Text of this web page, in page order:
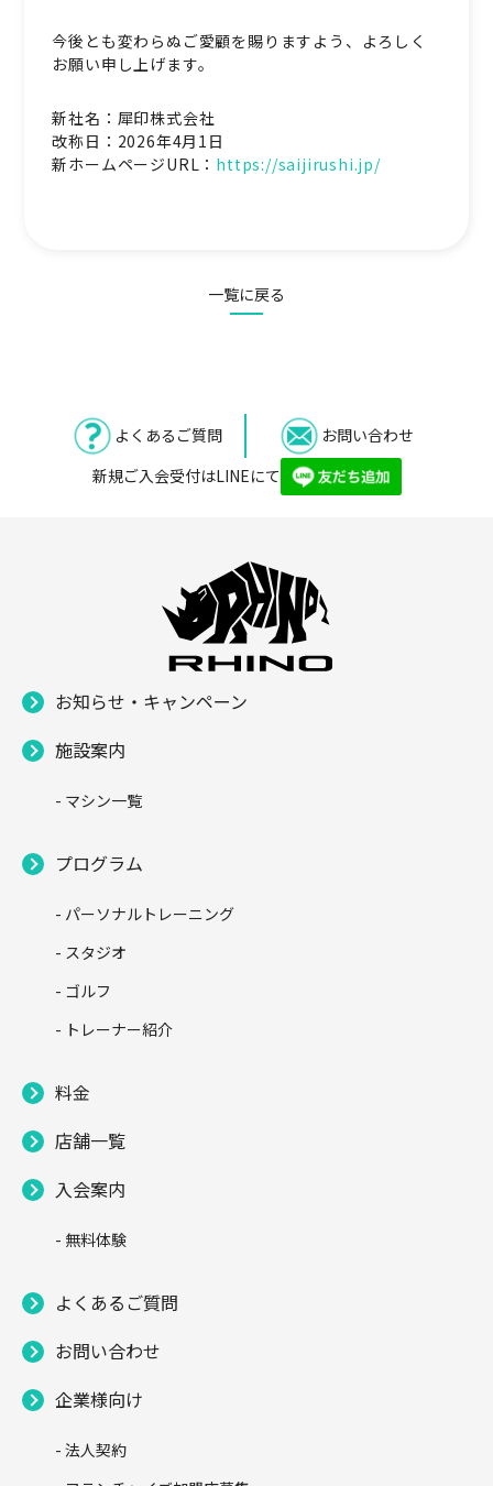
今後とも変わらぬご愛顧を賜りますよう、よろしく
お願い申し上げます。
新社名：犀印株式会社
改称日：2026年4月1日
新ホームページURL： https://saijirushi.jp/
一覧に戻る
よくあるご質問
お問い合わせ
新規ご入会受付はLINEにて
お知らせ・キャンペーン
施設案内
- マシン一覧
プログラム
- パーソナルトレーニング
- スタジオ
- ゴルフ
- トレーナー紹介
料金
店舗一覧
入会案内
- 無料体験
よくあるご質問
お問い合わせ
企業様向け
- 法人契約